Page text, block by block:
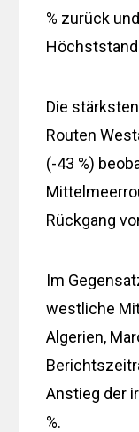
% zurück
Die
Routen
(-43 %)
Rückgang
Im
westliche
Algerien,
Anstieg der
%.